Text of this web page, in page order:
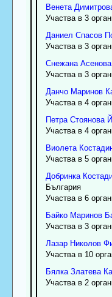
Венета
Участва в 3
Даниел Спасов
Участва в 3
Снежана Асенова
Участва в 3
Данчо Маринов
Участва в 4
Петра Стоянова
Участва в 4
Виолета
Участва в 5
Добринка
България
Участва в 6
Байко Маринов
Участва в 3
Лазар Николов
Участва в 10
Бялка Златева
Участва в 2